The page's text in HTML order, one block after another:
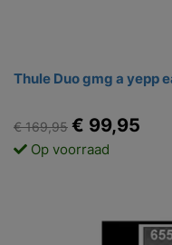
Thule Duo gmg a yepp
€ 169,95 € 99,95
Op voorraad